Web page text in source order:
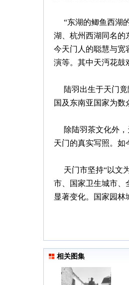
“东湖的鲫鱼西湖
湖、杭州西湖同名的
今天门人的聪慧与宽
演等。其中天沔花鼓
陆羽出生于天门竟
国及东南亚国家为数
除陆羽茶文化外，
天门的真实写照。如
天门市坚持“以文
市、国家卫生城市、
显著变化。国家园林
相关图集